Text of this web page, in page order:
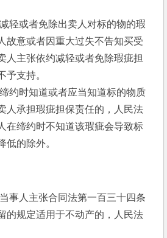
轻或者免除出卖人对标的物的瑕
故意或者因重大过失不告知买受
人主张依约减轻或者免除瑕疵担
予支持。
约时知道或者应当知道标的物质
人承担瑕疵担保责任的，人民法
在缔约时不知道该瑕疵会导致标
低的除外。
事人主张合同法第一百三十四条
的规定适用于不动产的，人民法